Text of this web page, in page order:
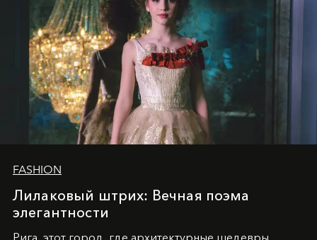
FASHION
Лилаковый штрих: Вечная поэма
элегантности